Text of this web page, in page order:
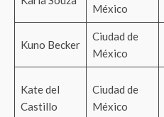
México
Kuno Becker
Ciudad de
México
Kate del
Castillo
Ciudad de
México